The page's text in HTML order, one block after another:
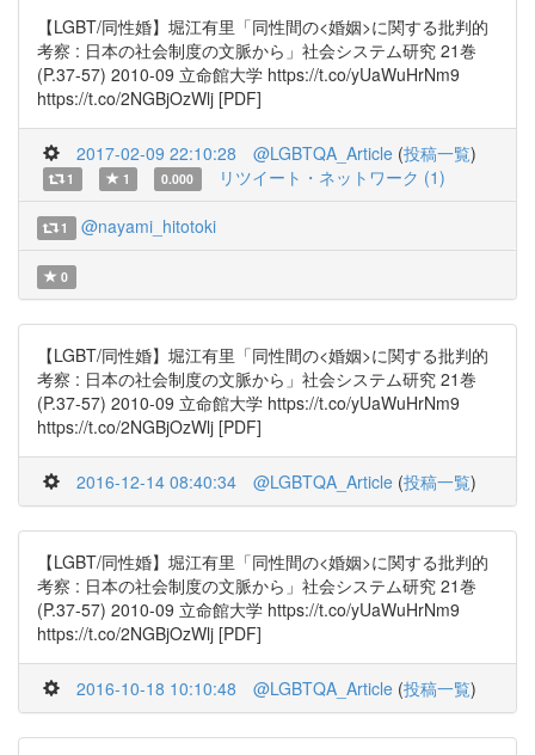
【LGBT/同性婚】堀江有里「同性間の<婚姻>に関する批判的
考察 : 日本の社会制度の文脈から」社会システム研究 21巻
(P.37-57) 2010-09 立命館大学 https://t.co/yUaWuHrNm9
https://t.co/2NGBjOzWlj [PDF]
2017-02-09 22:10:28 @LGBTQA_Article (投稿一覧)
1 1 0.000 リツイート・ネットワーク (1)
1 @nayami_hitotoki
0
【LGBT/同性婚】堀江有里「同性間の<婚姻>に関する批判的
考察 : 日本の社会制度の文脈から」社会システム研究 21巻
(P.37-57) 2010-09 立命館大学 https://t.co/yUaWuHrNm9
https://t.co/2NGBjOzWlj [PDF]
2016-12-14 08:40:34 @LGBTQA_Article (投稿一覧)
【LGBT/同性婚】堀江有里「同性間の<婚姻>に関する批判的
考察 : 日本の社会制度の文脈から」社会システム研究 21巻
(P.37-57) 2010-09 立命館大学 https://t.co/yUaWuHrNm9
https://t.co/2NGBjOzWlj [PDF]
2016-10-18 10:10:48 @LGBTQA_Article (投稿一覧)